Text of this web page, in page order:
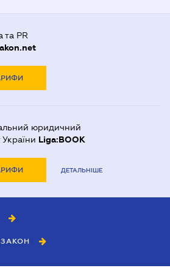
та PR
юридичний
України Liga:BOOK
ДЕТАЛЬНІШЕ